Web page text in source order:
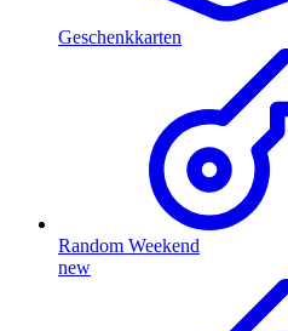
Geschenkkarten
Random Weekend
new